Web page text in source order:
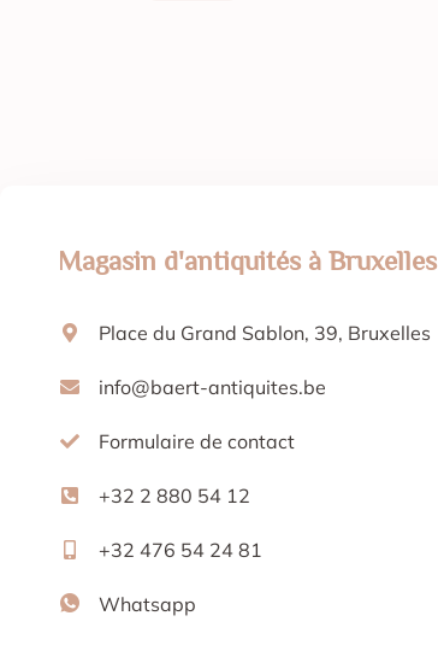
Magasin d'antiquités à Bruxelles
Place du Grand Sablon, 39, Bruxelles
info@baert-antiquites.be
Formulaire de contact
+32 2 880 54 12
+32 476 54 24 81
Whatsapp